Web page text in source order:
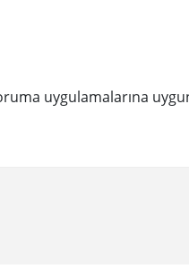
uygulamalarına